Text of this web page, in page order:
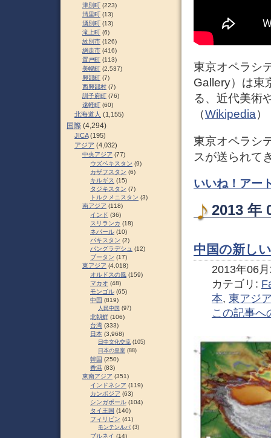
東京オペラシ
Gallery）は東
る、近代美術
（Wikipedia）
東京オペラシ
スが送られて
いいね！アー
2013 年
中国の新し
2013年06
カテゴリ:
本, 東アジ
この記事へ
津別町 (223)
清里町 (13)
湧別町 (13)
滝上町 (6)
紋別市 (126)
網走市 (416)
置戸町 (113)
美幌町 (2,537)
興部町 (7)
西興部村 (7)
訓子府町 (76)
遠軽町 (60)
北海道人 (1,155)
国際 (4,294)
JICA(195)
アジア (4,032)
中央アジア (77)
ウズベキスタン (9)
カザフスタン (6)
キルギス (15)
タジキスタン (7)
トルクメニスタン (3)
南アジア (118)
インド (36)
スリランカ (18)
ネパール (10)
パキスタン (2)
バングラデシュ (12)
ブータン (17)
東アジア (4,018)
オルドスの風 (159)
マカオ (48)
モンゴル (65)
中国 (819)
人民中国 (97)
北朝鮮 (106)
台湾 (333)
日本 (3,968)
日中文化交流 (105)
日本の皇室 (88)
韓国 (250)
香港 (83)
東南アジア (351)
インドネシア (119)
カンボジア (63)
シンガポール (104)
タイ王国 (140)
フィリピン (41)
モンテンルパ (3)
ブルネイ (14)